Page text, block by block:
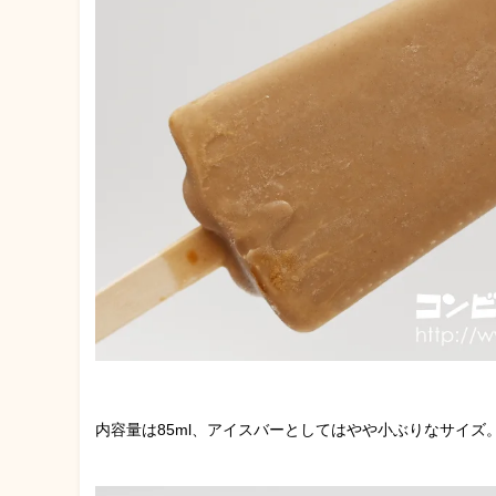
内容量は85ml、アイスバーとしてはやや小ぶりなサイズ